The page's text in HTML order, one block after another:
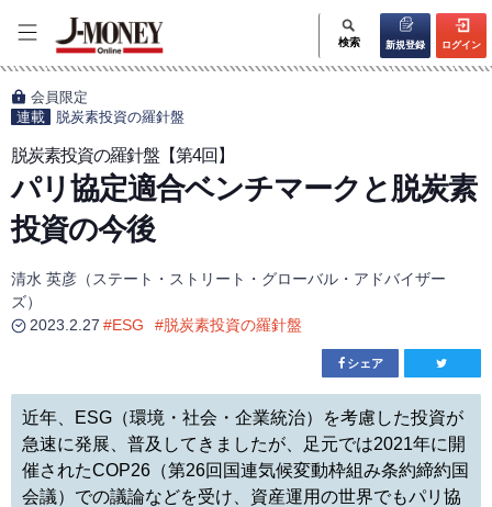
検索 新規登録 ログイン
会員限定
連載
脱炭素投資の羅針盤
脱炭素投資の羅針盤【第4回】
パリ協定適合ベンチマークと脱炭素
投資の今後
清水 英彦（ステート・ストリート・グローバル・アドバイザー
ズ）
2023.2.27 #ESG #脱炭素投資の羅針盤
シェア
近年、ESG（環境・社会・企業統治）を考慮した投資が
急速に発展、普及してきましたが、足元では2021年に開
催されたCOP26（第26回国連気候変動枠組み条約締約国
会議）での議論などを受け、資産運用の世界でもパリ協